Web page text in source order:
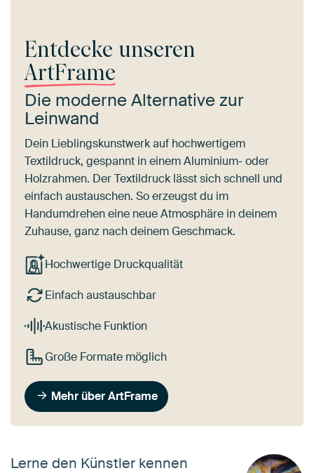
Entdecke unseren
ArtFrame
Die moderne Alternative zur
Leinwand
Dein Lieblingskunstwerk auf hochwertigem
Textildruck, gespannt in einem Aluminium- oder
Holzrahmen. Der Textildruck lässt sich schnell und
einfach austauschen. So erzeugst du im
Handumdrehen eine neue Atmosphäre in deinem
Zuhause, ganz nach deinem Geschmack.
Hochwertige Druckqualität
Einfach austauschbar
Akustische Funktion
Große Formate möglich
Mehr über ArtFrame
Lerne den Künstler kennen